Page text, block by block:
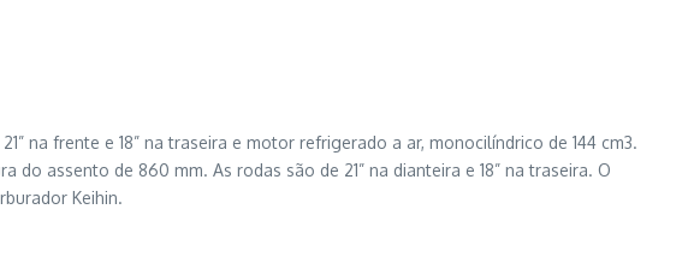
na frente e 18” na traseira e motor refrigerado a ar, monocilíndrico de 144 cm3.
assento de 860 mm. As rodas são de 21” na dianteira e 18” na traseira. O
Keihin.